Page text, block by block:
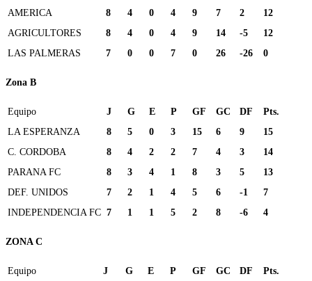
AMERICA
8 4 0 4 9 7 2
12
AGRICULTORES
8 4 0 4 9 14 -5
12
LAS PALMERAS
7 0 0 7 0 26 -26 0
Zona B
Equipo J G E P GF GC DF
Pts.
LA ESPERANZA
8 5 0 3 15 6 9
15
C. CORDOBA
8 4 2 2 7 4 3
14
PARANA FC
8 3 4 1 8 3 5
13
DEF. UNIDOS
7 2 1 4 5 6 -1
7
INDEPENDENCIA FC 7 1 1 5 2 8 -6 4
ZONA C
Equipo J G E P GF GC DF
Pts.